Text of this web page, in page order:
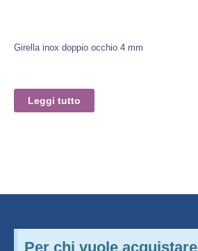
Girella inox doppio occhio 4 mm
Leggi tutto
Per chi vuole acquistare